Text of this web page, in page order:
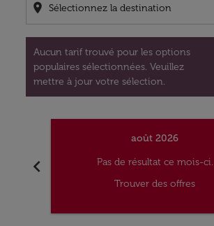
location_on
Aucun tarif trouvé pour les options
populaires sélectionnées. Veuillez
mettre à jour votre sélection.
chevron_left
août 2026
Pas de résultat ce mois-ci.
Trouver des offres